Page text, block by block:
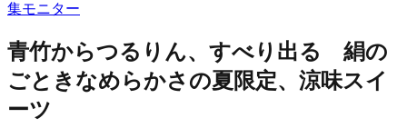
集モニター
青竹からつるりん、すべり出る 絹の
ごときなめらかさの夏限定、涼味スイ
ーツ